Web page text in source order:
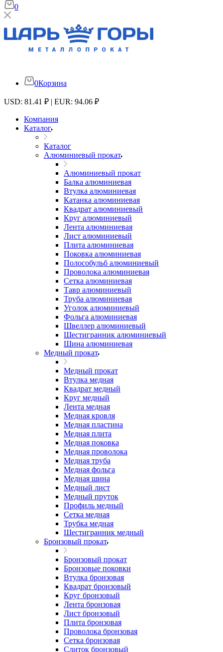
0
0Корзина
USD: 81.41 ₽ | EUR: 94.06 ₽
Компания
Каталог
Каталог
Алюминиевый прокат
Алюминиевый прокат
Балка алюминиевая
Втулка алюминиевая
Катанка алюминиевая
Квадрат алюминиевый
Круг алюминиевый
Лента алюминиевая
Лист алюминиевый
Плита алюминиевая
Поковка алюминиевая
Полособульб алюминиевый
Проволока алюминиевая
Сетка алюминиевая
Тавр алюминиевый
Труба алюминиевая
Уголок алюминиевый
Фольга алюминиевая
Швеллер алюминиевый
Шестигранник алюминиевый
Шина алюминиевая
Медный прокат
Медный прокат
Втулка медная
Квадрат медный
Круг медный
Лента медная
Медная кровля
Медная пластина
Медная плита
Медная поковка
Медная проволока
Медная труба
Медная фольга
Медная шина
Медный лист
Медный пруток
Профиль медный
Сетка медная
Трубка медная
Шестигранник медный
Бронзовый прокат
Бронзовый прокат
Бронзовые поковки
Втулка бронзовая
Квадрат бронзовый
Круг бронзовый
Лента бронзовая
Лист бронзовый
Плита бронзовая
Проволока бронзовая
Сетка бронзовая
Слиток бронзовый